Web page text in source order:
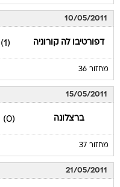
10/05/2011
דפורטיבו לה קורוניה (1)
מחזור 36
15/05/2011
ברצלונה (0)
מחזור 37
21/05/2011